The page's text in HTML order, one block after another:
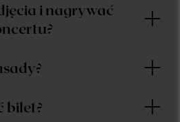
i nagrywać
bilet?